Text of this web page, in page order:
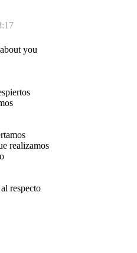
you
realizamos
respecto